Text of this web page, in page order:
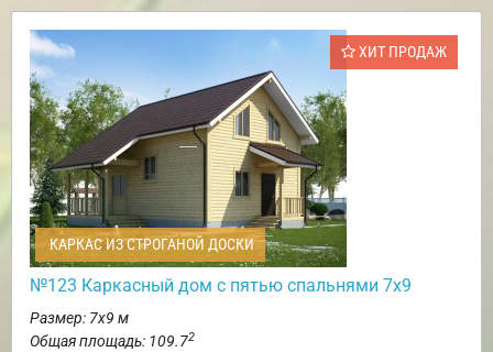
ХИТ ПРОДАЖ
КАРКАС ИЗ СТРОГАНОЙ ДОСКИ
№123 Каркасный дом с пятью спальнями 7х9
Размер: 7х9 м
Общая площадь: 109.72